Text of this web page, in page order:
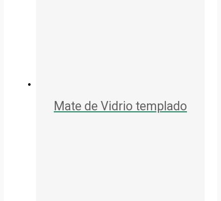
Mate de Vidrio templado